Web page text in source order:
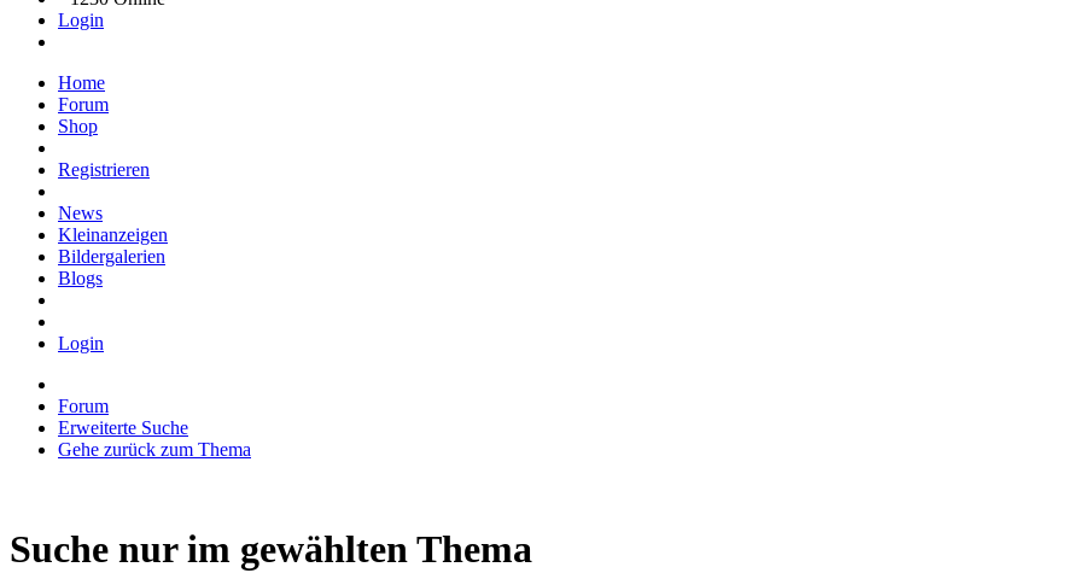
Login
Home
Forum
Shop
Registrieren
News
Kleinanzeigen
Bildergalerien
Blogs
Login
Forum
Erweiterte Suche
Gehe zurück zum Thema
Suche nur im gewählten Thema